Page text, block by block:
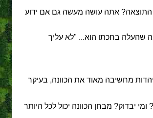
התוצאה? אתה עושה מעשה גם אם ידוע
שהעלה בחכתו הוא... "לא עליך
מחשיבה מאוד את הכוונה, בעיקר
יבדוק? מבחן הכוונה יכול לכל היותר